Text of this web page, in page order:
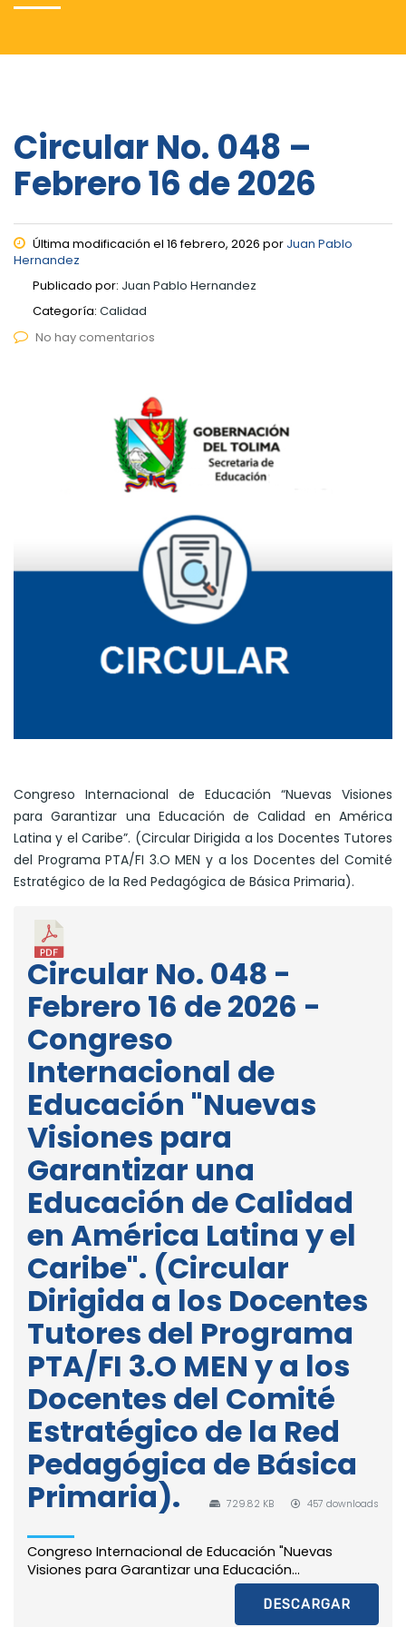
Circular No. 048 –
Febrero 16 de 2026
Última modificación el 16 febrero, 2026 por Juan Pablo
Hernandez
Publicado por: Juan Pablo Hernandez
Categoría: Calidad
No hay comentarios
Congreso Internacional de Educación “Nuevas Visiones
para Garantizar una Educación de Calidad en América
Latina y el Caribe”. (Circular Dirigida a los Docentes Tutores
del Programa PTA/FI 3.O MEN y a los Docentes del Comité
Estratégico de la Red Pedagógica de Básica Primaria).
Circular No. 048 -
Febrero 16 de 2026 -
Congreso
Internacional de
Educación "Nuevas
Visiones para
Garantizar una
Educación de Calidad
en América Latina y el
Caribe". (Circular
Dirigida a los Docentes
Tutores del Programa
PTA/FI 3.O MEN y a los
Docentes del Comité
Estratégico de la Red
Pedagógica de Básica
Primaria).
729.82 KB 457 downloads
Congreso Internacional de Educación "Nuevas
Visiones para Garantizar una Educación...
DESCARGAR